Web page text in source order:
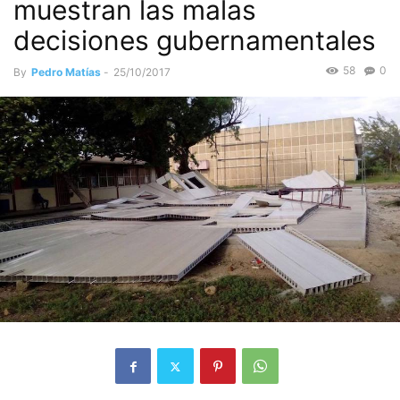
muestran las malas
decisiones gubernamentales
By Pedro Matías - 25/10/2017 0
58